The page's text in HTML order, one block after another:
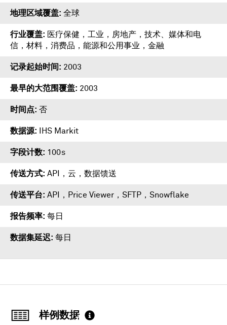
地理区域覆盖 全球
行业覆盖
医疗保健，工业，房地产，技术、媒体和电
信，材料，消费品，能源和公用事业，金融
记录起始时间 2003
最早的大范围覆盖 2003
时间点 否
数据源 IHS Markit
字段计数 100s
传送方式 API，云，数据馈送
传送平台 API ， Price Viewer ， SFTP ， Snowflake
报告频率 每日
数据集延迟 每日
样例数据